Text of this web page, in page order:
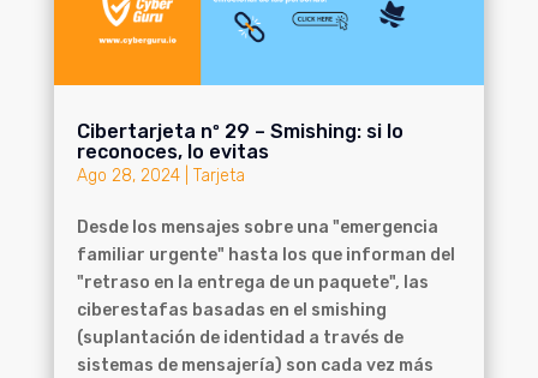
Cibertarjeta nº 29 – Smishing: si lo
reconoces, lo evitas
Ago 28, 2024| Tarjeta
Desde los mensajes sobre una "emergencia
familiar urgente" hasta los que informan del
"retraso en la entrega de un paquete", las
ciberestafas basadas en el smishing
(suplantación de identidad a través de
sistemas de mensajería) son cada vez más